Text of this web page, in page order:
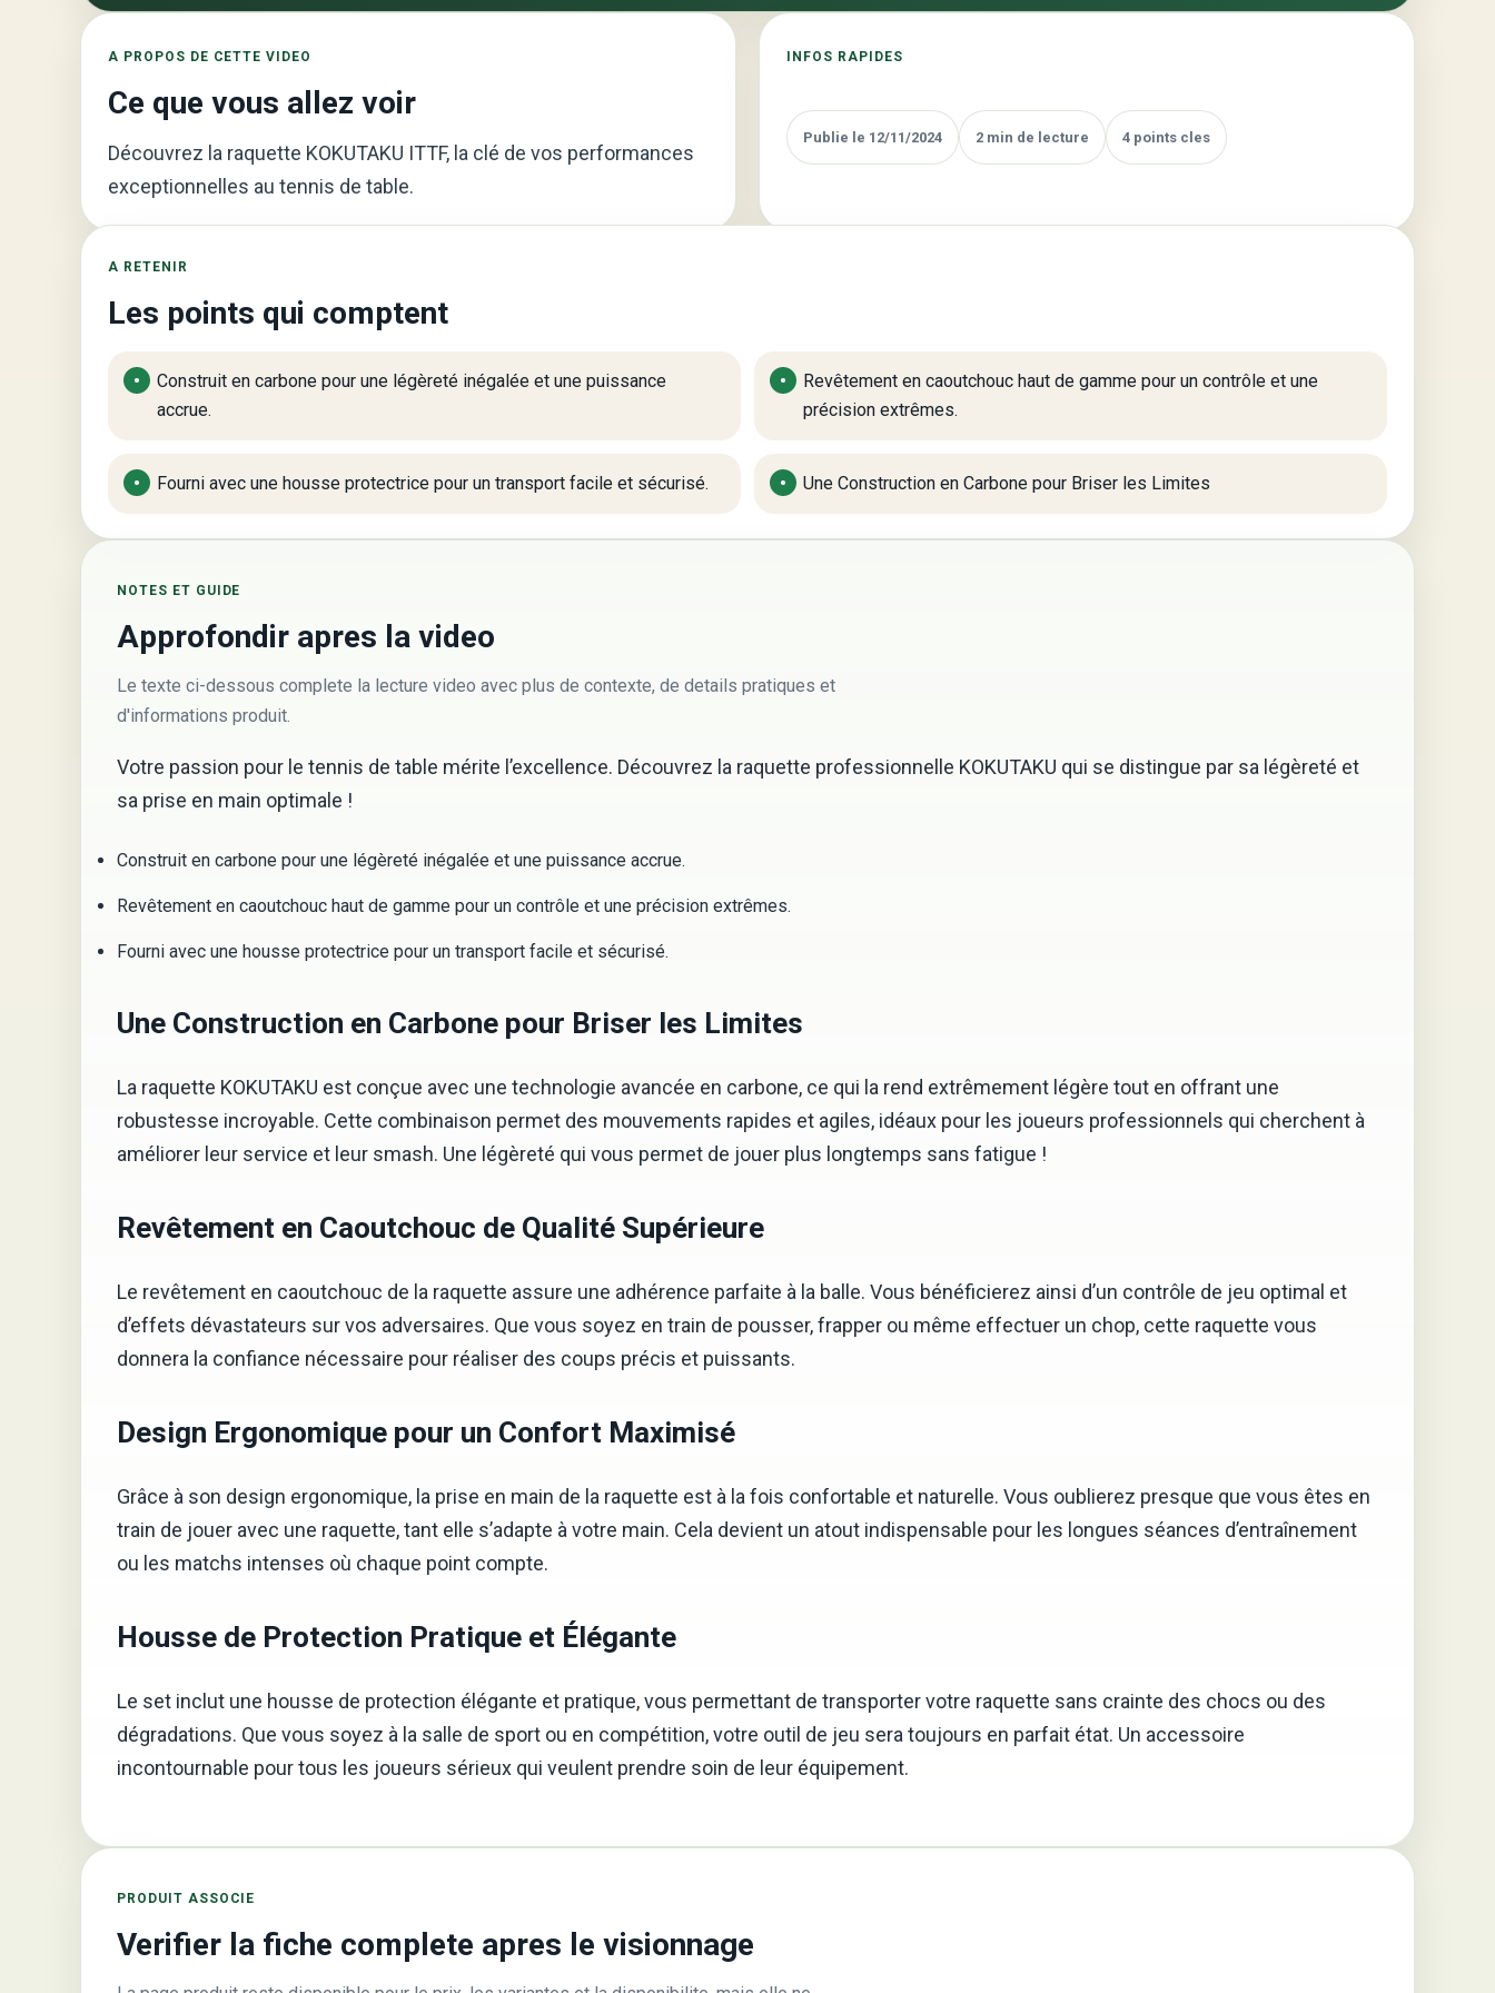
KOKUTAKU
ITTF
Précision
Votre
A PROPOS DE CETTE VIDEO
Ce que vous allez voir
Découvrez la raquette KOKUTAKU ITTF, la clé de vos performances
exceptionnelles au tennis de table.
INFOS RAPIDES
Publie le 12/11/2024 2 min de lecture 4 points cles
A RETENIR
Les points qui comptent
Construit en carbone pour une légèreté inégalée et une puissance
accrue.
Revêtement en caoutchouc haut de gamme pour un contrôle et une
précision extrêmes.
Fourni avec une housse protectrice pour un transport facile et sécurisé. Une Construction en Carbone pour Briser les Limites
NOTES ET GUIDE
Approfondir apres la video
Le texte ci-dessous complete la lecture video avec plus de contexte, de details pratiques et
d'informations produit.
Votre passion pour le tennis de table mérite l’excellence. Découvrez la raquette professionnelle KOKUTAKU qui se distingue par sa légèreté et
sa prise en main optimale !
Construit en carbone pour une légèreté inégalée et une puissance accrue.
Revêtement en caoutchouc haut de gamme pour un contrôle et une précision extrêmes.
Fourni avec une housse protectrice pour un transport facile et sécurisé.
Une Construction en Carbone pour Briser les Limites
La raquette KOKUTAKU est conçue avec une technologie avancée en carbone, ce qui la rend extrêmement légère tout en offrant une
robustesse incroyable. Cette combinaison permet des mouvements rapides et agiles, idéaux pour les joueurs professionnels qui cherchent à
améliorer leur service et leur smash. Une légèreté qui vous permet de jouer plus longtemps sans fatigue !
Revêtement en Caoutchouc de Qualité Supérieure
Le revêtement en caoutchouc de la raquette assure une adhérence parfaite à la balle. Vous bénéficierez ainsi d’un contrôle de jeu optimal et
d’effets dévastateurs sur vos adversaires. Que vous soyez en train de pousser, frapper ou même effectuer un chop, cette raquette vous
donnera la confiance nécessaire pour réaliser des coups précis et puissants.
Design Ergonomique pour un Confort Maximisé
Grâce à son design ergonomique, la prise en main de la raquette est à la fois confortable et naturelle. Vous oublierez presque que vous êtes en
train de jouer avec une raquette, tant elle s’adapte à votre main. Cela devient un atout indispensable pour les longues séances d’entraînement
ou les matchs intenses où chaque point compte.
Housse de Protection Pratique et Élégante
Le set inclut une housse de protection élégante et pratique, vous permettant de transporter votre raquette sans crainte des chocs ou des
dégradations. Que vous soyez à la salle de sport ou en compétition, votre outil de jeu sera toujours en parfait état. Un accessoire
incontournable pour tous les joueurs sérieux qui veulent prendre soin de leur équipement.
PRODUIT ASSOCIE
Verifier la fiche complete apres le visionnage